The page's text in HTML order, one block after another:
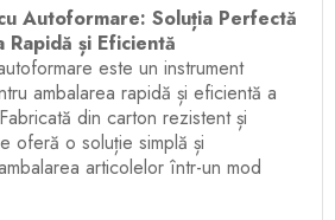
Autoformare: Soluția Perfectă
și Eficientă
este un instrument
ambalarea rapidă și eficientă a
din carton rezistent și
oferă o soluție simplă și
articolelor într-un mod